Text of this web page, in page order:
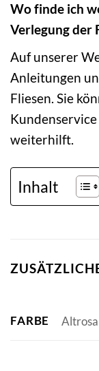
Wo finde ich
Verlegung der
Auf unserer
Anleitungen
Fliesen. Sie
weiterhilft.
Inhalt
FARBE